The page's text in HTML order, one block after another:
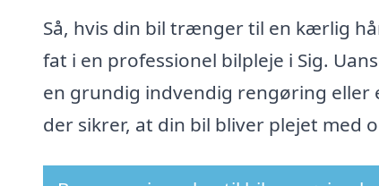
Så, hvis din bil trænger til en kærlig
fat i en professionel bilpleje i Sig.
en grundig indvendig rengøring
der sikrer, at din bil bliver plejet med